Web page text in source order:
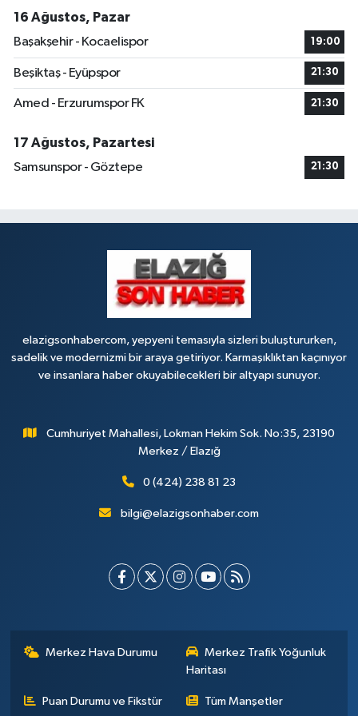
Makfire Eczanesi
Çaydaçıra Mahallesi, Adnan Kahveci Caddesi, No:29 Merkez Elazığ
16 Ağustos, Pazar
Başakşehir - Kocaelispor
19:00
Beşiktaş - Eyüpspor 21:30
Amed - Erzurumspor FK 21:30
17 Ağustos, Pazartesi
Samsunspor - Göztepe
21:30
elazigsonhabercom, yepyeni temasıyla sizleri buluştururken,
sadelik ve modernizmi bir araya getiriyor. Karmaşıklıktan kaçınıyor
ve insanlara haber okuyabilecekleri bir altyapı sunuyor.
Cumhuriyet Mahallesi, Lokman Hekim Sok. No:35, 23190
Merkez / Elazığ
0 (424) 238 81 23
bilgi@elazigsonhaber.com
Merkez Hava Durumu
Merkez Trafik Yoğunluk
Haritası
Puan Durumu ve Fikstür Tüm Manşetler